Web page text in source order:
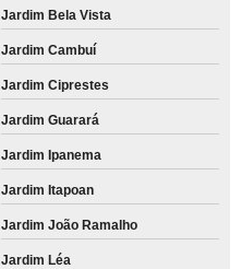
Jardim Bela Vista
Jardim Cambuí
Jardim Ciprestes
Jardim Guarará
Jardim Ipanema
Jardim Itapoan
Jardim João Ramalho
Jardim Léa